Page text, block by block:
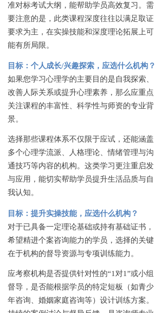
准对标考试大纲，能帮助学员高效复习。需
要注意的是，此类课程深度往往以满足取证
要求为主，在实操技能和深度理论拓展上可
能有所局限。
目标：个人成长/兴趣探索，应选什么机构？
如果您学习心理学的主要目的是自我探索、
改善人际关系或提升心理素养，那么应重点
关注课程的丰富性、科学性与师资的专业背
景。
选择那些课程体系不仅限于应试，还能涵盖
多个心理学流派、人格理论、情绪管理与沟
通技巧等内容的机构。这类学习更注重启发
与应用，能切实帮助学员提升生活品质与自
我认知。
目标：提升实操技能，应选什么机构？
对于已具备一定理论基础或持有基础证书，
希望精进个案咨询能力的学员，选择的关键
在于机构的督导资源与专项训练能力。
应考察机构是否提供针对性的“1对1”或小组
督导，是否能根据学员的特定短板（如青少
年咨询、婚姻家庭咨询等）设计训练方案。